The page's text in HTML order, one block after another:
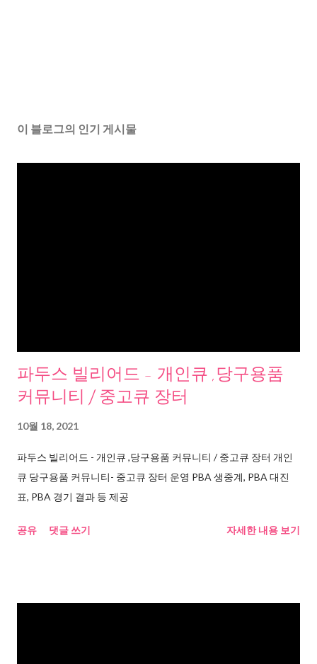
이 블로그의 인기 게시물
파두스 빌리어드 - 개인큐 ,당구용품
커뮤니티 / 중고큐 장터
10월 18, 2021
파두스 빌리어드 - 개인큐 ,당구용품 커뮤니티 / 중고큐 장터 개인
큐 당구용품 커뮤니티- 중고큐 장터 운영 PBA 생중계, PBA 대진
표, PBA 경기 결과 등 제공
공유 댓글 쓰기 자세한 내용 보기